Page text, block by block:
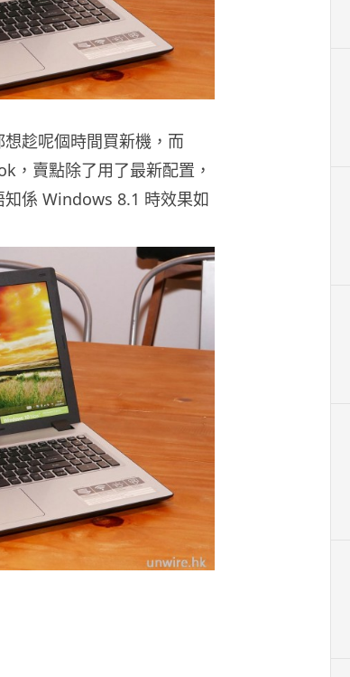
趁呢個時間買新機，而
，賣點除了用了最新配置，
係 Windows 8.1 時效果如